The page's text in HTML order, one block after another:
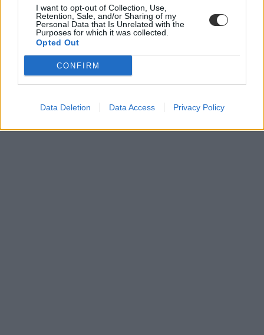
I want to opt-out of Collection, Use,
Retention, Sale, and/or Sharing of my
Personal Data that Is Unrelated with the
Purposes for which it was collected.
Opted Out
CONFIRM
Data Deletion Data Access Privacy Policy